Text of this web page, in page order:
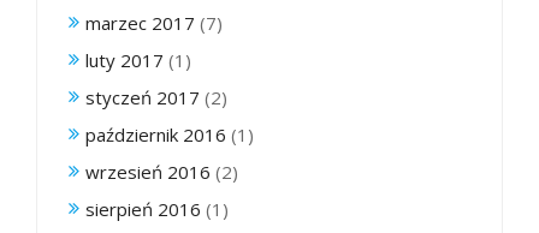
marzec 2017 (7)
luty 2017 (1)
styczeń 2017 (2)
październik 2016 (1)
wrzesień 2016 (2)
sierpień 2016 (1)